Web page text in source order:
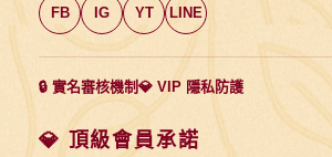
FB IG YT LINE
🔒 實名審核機制💎 VIP 隱私防護
💎 頂級會員承諾